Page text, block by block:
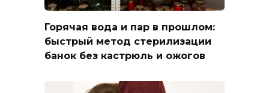
Горячая вода и пар в прошлом:
быстрый метод стерилизации
банок без кастрюль и ожогов